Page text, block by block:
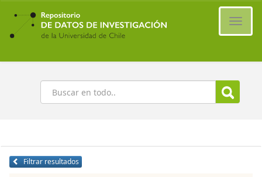
Ir
contenido
principal
Buscar
Filtrar resultados